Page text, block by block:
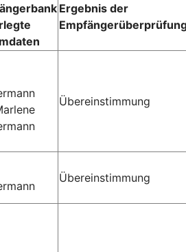
Ergebnis der
Übereinstimmung
Übereinstimmung